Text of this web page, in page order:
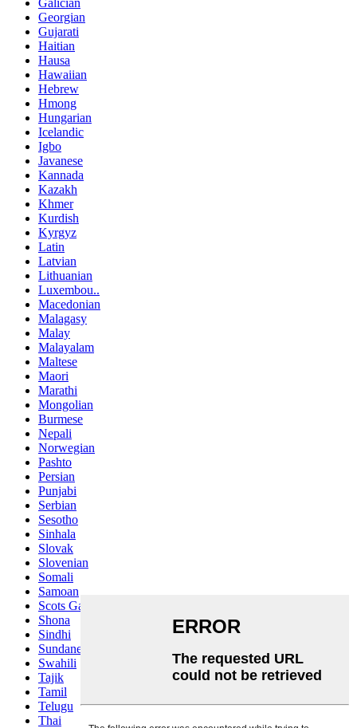
Galician
Georgian
Gujarati
Haitian
Hausa
Hawaiian
Hebrew
Hmong
Hungarian
Icelandic
Igbo
Javanese
Kannada
Kazakh
Khmer
Kurdish
Kyrgyz
Latin
Latvian
Lithuanian
Luxembou..
Macedonian
Malagasy
Malay
Malayalam
Maltese
Maori
Marathi
Mongolian
Burmese
Nepali
Norwegian
Pashto
Persian
Punjabi
Serbian
Sesotho
Sinhala
Slovak
Slovenian
Somali
Samoan
Scots Gaelic
Shona
Sindhi
Sundanese
Swahili
Tajik
Tamil
Telugu
Thai